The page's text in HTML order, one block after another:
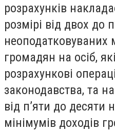
розрахунків
розмірі від двох до
неоподатковуваних
громадян на осіб,
розрахункові
законодавства, та
від п’яти до десяти
мінімумів доходів